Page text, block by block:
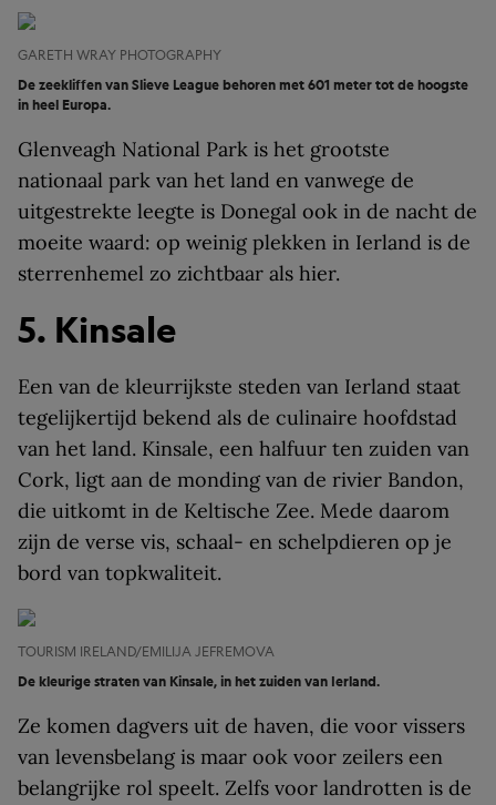
GARETH WRAY PHOTOGRAPHY
De zeekliffen van Slieve League behoren met 601 meter tot de hoogste
in heel Europa.
Glenveagh National Park is het grootste
nationaal park van het land en vanwege de
uitgestrekte leegte is Donegal ook in de nacht de
moeite waard: op weinig plekken in Ierland is de
sterrenhemel zo zichtbaar als hier.
5. Kinsale
Een van de kleurrijkste steden van Ierland staat
tegelijkertijd bekend als de culinaire hoofdstad
van het land. Kinsale, een halfuur ten zuiden van
Cork, ligt aan de monding van de rivier Bandon,
die uitkomt in de Keltische Zee. Mede daarom
zijn de verse vis, schaal- en schelpdieren op je
bord van topkwaliteit.
TOURISM IRELAND/EMILIJA JEFREMOVA
De kleurige straten van Kinsale, in het zuiden van Ierland.
Ze komen dagvers uit de haven, die voor vissers
van levensbelang is maar ook voor zeilers een
belangrijke rol speelt. Zelfs voor landrotten is de